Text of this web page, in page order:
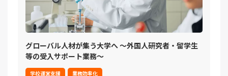
グローバル人材が集う大学へ ～外国人研究者・留学生
等の受入サポート業務～
学校運営支援 業務効率化